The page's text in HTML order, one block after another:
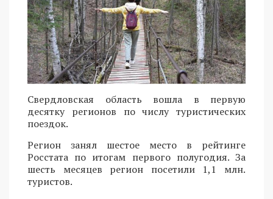
Свердловская область вошла в первую
десятку регионов по числу туристических
поездок.
Регион занял шестое место в рейтинге
Росстата по итогам первого полугодия. За
шесть месяцев регион посетили 1,1 млн.
туристов.